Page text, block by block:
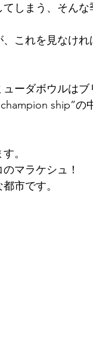
しまう、そんな
これを見なけ
ーダボウルはブ
ship”の
。
マラケシュ！
市です。